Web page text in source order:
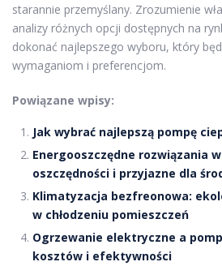
starannie przemyślany. Zrozumienie
analizy różnych opcji dostępnych na
dokonać najlepszego wyboru, który
wymaganiom i preferencjom.
Powiązane wpisy:
Jak wybrać najlepszą pompę
Energooszczędne rozwiązania
oszczędności i przyjazne dla
Klimatyzacja bezfreonowa:
w chłodzeniu pomieszczeń
Ogrzewanie elektryczne a
kosztów i efektywności